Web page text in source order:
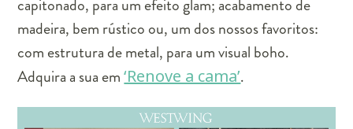
capitonado, para um efeito glam; acabamento de
madeira, bem rústico ou, um dos nossos favoritos:
com estrutura de metal, para um visual boho.
Adquira a sua em‘Renove a cama’.